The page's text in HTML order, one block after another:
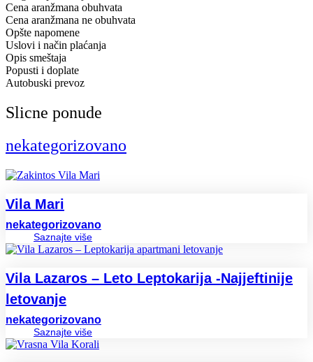
Cena aranžmana obuhvata
Cena aranžmana ne obuhvata
Opšte napomene
Uslovi i način plaćanja
Opis smeštaja
Popusti i doplate
Autobuski prevoz
Slicne ponude
nekategorizovano
Vila Mari
nekategorizovano
Saznajte više
Vila Lazaros – Leto Leptokarija -Najjeftinije
letovanje
nekategorizovano
Saznajte više